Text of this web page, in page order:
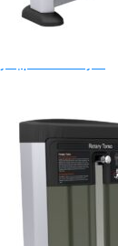
Tập Đa Năng
Tập Tạ Rời
Tập Bụng
Cụ Tập Thể Lực
& Đòn tạ
để tạ
Massage
cụ Massage